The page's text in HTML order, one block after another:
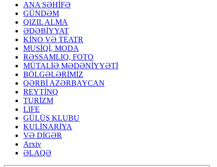
ANA SƏHİFƏ
GÜNDƏM
QIZIL ALMA
ƏDƏBİYYAT
KİNO VƏ TEATR
MUSİQİ, MODA
RƏSSAMLIQ, FOTO
MÜTALİƏ MƏDƏNİYYƏTİ
BÖLGƏLƏRİMİZ
QƏRBİ AZƏRBAYCAN
REYTİNQ
TURİZM
LIFE
GÜLÜŞ KLUBU
KULİNARİYA
VƏ DİGƏR
Arxiv
ƏLAQƏ